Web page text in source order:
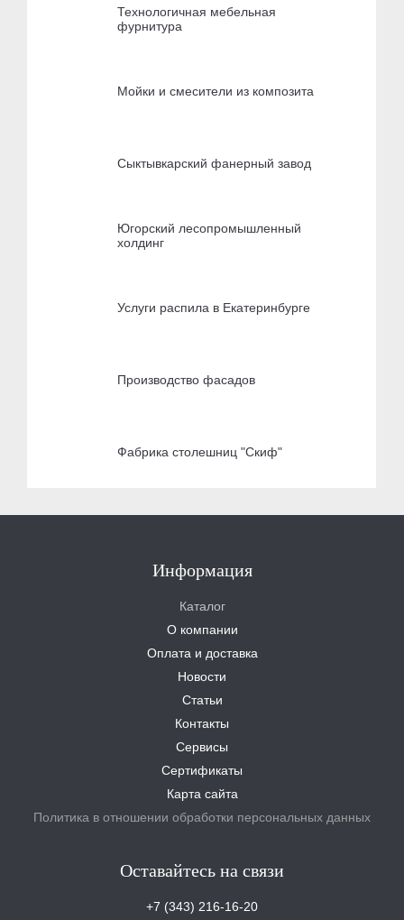
Технологичная мебельная
фурнитура
Мойки и смесители из композита
Сыктывкарский фанерный завод
Югорский лесопромышленный
холдинг
Услуги распила в Екатеринбурге
Производство фасадов
Фабрика столешниц "Скиф"
Информация
Каталог
О компании
Оплата и доставка
Новости
Статьи
Контакты
Сервисы
Сертификаты
Карта сайта
Политика в отношении обработки персональных данных
Оставайтесь на связи
+7 (343) 216-16-20